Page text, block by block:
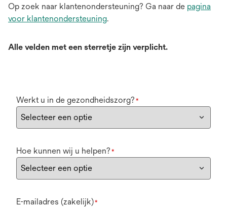
Op zoek naar klantenondersteuning? Ga naar de pagina
voor klantenondersteuning.
Alle velden met een sterretje zijn verplicht.
Werkt u in de gezondheidszorg? *
Hoe kunnen wij u helpen? *
E-mailadres (zakelijk)*